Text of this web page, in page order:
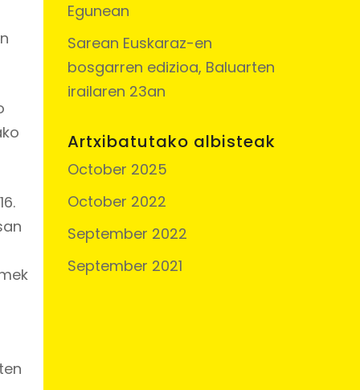
Egunean
Sarean Euskaraz-en
bosgarren edizioa, Baluarten
irailaren 23an
Artxibatutako albisteak
October 2025
October 2022
September 2022
September 2021